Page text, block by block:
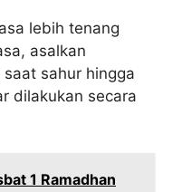
lebih tenang
asalkan
sahur hingga
dilakukan secara
1 Ramadhan